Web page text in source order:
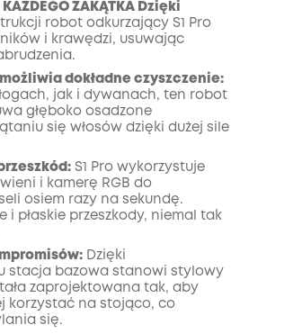
KAŻDEGO ZAKĄTKA Dzięki
robot odkurzający S1 Pro
i krawędzi, usuwając
dokładne czyszczenie:
jak i dywanach, ten robot
głęboko osadzone
się włosów dzięki dużej sile
S1 Pro wykorzystuje
i kamerę RGB do
osiem razy na sekundę.
i płaskie przeszkody, niemal tak
Dzięki
stacja bazowa stanowi stylowy
zaprojektowana tak, aby
korzystać na stojąco, co
się.